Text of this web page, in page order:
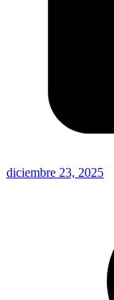
diciembre 23, 2025